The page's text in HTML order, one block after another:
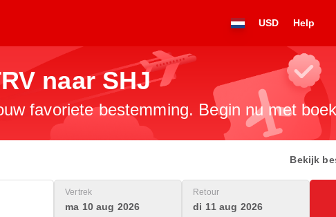
USD Help
naar SHJ
favoriete bestemming. Begin nu met
Bekijk
Vertrek
ma 10 aug 2026
Retour
di 11 aug 2026